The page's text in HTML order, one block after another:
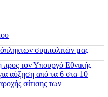
συμπολιτών μας
προς τον Υπουργό Εθνικής
αύξηση από τα 6 στα 10
σίτισης των